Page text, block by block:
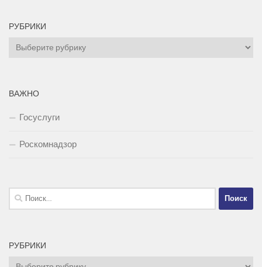
РУБРИКИ
Рубрики
ВАЖНО
Госуслуги
Роскомнадзор
Найти:
РУБРИКИ
Рубрики